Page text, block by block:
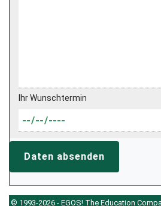
Ihr Wunschtermin
Daten absenden
© 1993-2026 - EGOS! The Education